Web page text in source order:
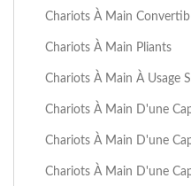
Chariots À Main
Chariots À Main Pliants
Chariots À Main À Usage
Chariots À Main D'une
Chariots À Main D'une
Chariots À Main D'une